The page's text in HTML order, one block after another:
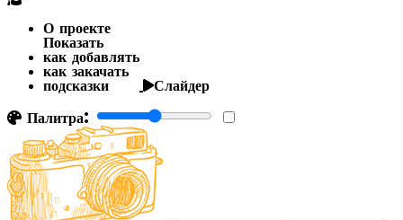
О проекте
Показать
как добавлять
как закачать
подсказки
Слайдер
Палитра: